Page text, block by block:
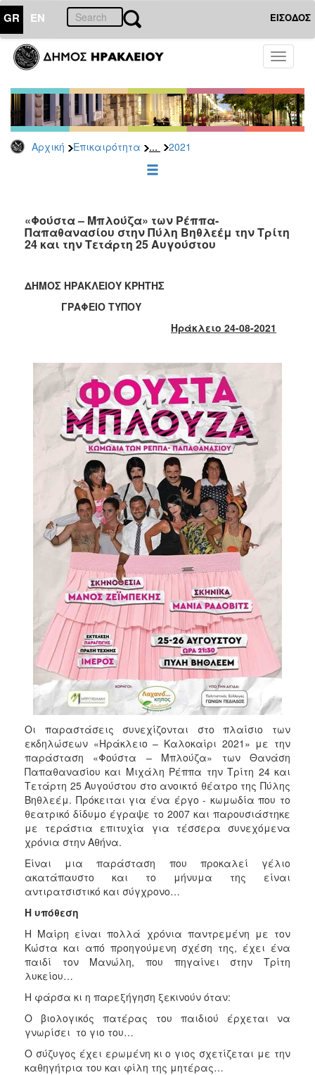
GR EN ΕΙΣΟΔΟΣ
Toggle
Αρχική Επικαιρότητα ... 2021
ΕΠΙΚΑΙΡΟΤΗΤΑ
Τύπου
Αρχείο
2026
2025
2022
2021
2019
2018
2015
2013
2012
2011
ΔΗΜΟΤΗΣ
«Φούστα – Μπλούζα» των Ρέππα-
Παπαθανασίου στην Πύλη Βηθλεέμ την Τρίτη
24 και την Τετάρτη 25 Αυγούστου
ΔΗΜΟΣ ΗΡΑΚΛΕΙΟΥ ΚΡΗΤΗΣ
ΓΡΑΦΕΙΟ ΤΥΠΟΥ
Ηράκλειο 24-08-2021
Οι παραστάσεις συνεχίζονται στο πλαίσιο των
εκδηλώσεων «Ηράκλειο – Καλοκαίρι 2021» με την
παράσταση «Φούστα – Μπλούζα» των Θανάση
Παπαθανασίου και Μιχάλη Ρέππα την Τρίτη 24 και
Τετάρτη 25 Αυγούστου στο ανοικτό θέατρο της Πύλης
Βηθλεέμ. Πρόκειται για ένα έργο - κωμωδία που το
θεατρικό δίδυμο έγραψε το 2007 και παρουσιάστηκε
με τεράστια επιτυχία για τέσσερα συνεχόμενα
χρόνια στην Αθήνα.
Είναι μια παράσταση που προκαλεί γέλιο
ακατάπαυστο και το μήνυμα της είναι
αντιρατσιστικό και σύγχρονο…
Η υπόθεση
Η Μαίρη είναι πολλά χρόνια παντρεμένη με τον
Κώστα και από προηγούμενη σχέση της, έχει ένα
παιδί τον Μανώλη, που πηγαίνει στην Τρίτη
λυκείου…
Η φάρσα κι η παρεξήγηση ξεκινούν όταν:
Ο βιολογικός πατέρας του παιδιού έρχεται να
γνωρίσει το γιο του…
Ο σύζυγος έχει ερωμένη κι ο γιος σχετίζεται με την
καθηγήτρια του και φίλη της μητέρας…